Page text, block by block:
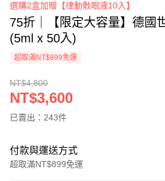
選購2盒加贈【律動敷眼液10入】
75折｜【限定大容量】德國
(5ml x 50入)
超取滿NT$899免運
NT$4,800
NT$3,600
已賣出：243件
付款與運送方式
超取滿NT$899免運